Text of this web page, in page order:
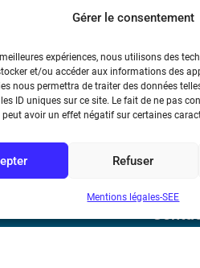
Gérer le consentement
expériences, nous utilisons des
et/ou accéder aux informations des
nous permettra de traiter des données
ID uniques sur ce site. Le fait de ne pas
avoir un effet négatif sur certaines
Refuser
Mentions légales-SEE